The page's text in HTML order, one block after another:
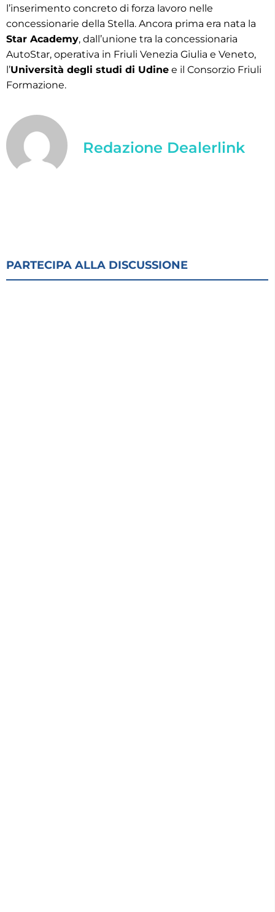
l’inserimento concreto di forza lavoro nelle
concessionarie della Stella. Ancora prima era nata la
Star Academy, dall’unione tra la concessionaria
AutoStar, operativa in Friuli Venezia Giulia e Veneto,
l’Università degli studi di Udine e il Consorzio Friuli
Formazione.
Redazione Dealerlink
PARTECIPA ALLA DISCUSSIONE